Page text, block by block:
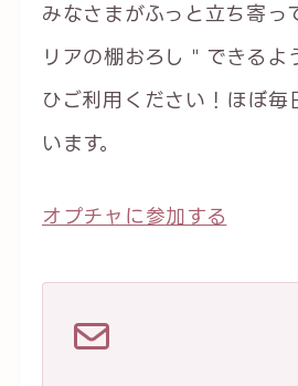
みなさまがふっと立ち寄っ
リアの棚おろし＂できるよ
ひご利用ください！ほぼ毎
います。
オプチャに参加する